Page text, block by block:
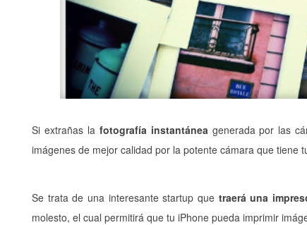
Si extrañas la fotografía instantánea generada por las
imágenes de mejor calidad por la potente cámara que tiene
Se trata de una interesante startup que traerá una
molesto, el cual permitirá que tu iPhone pueda imprimir